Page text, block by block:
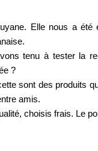
Elle nous a
tenu à tester la
?
sont des produits
amis.
choisis frais. Le